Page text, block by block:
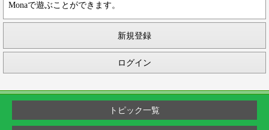
Monaで遊ぶことができます。
新規登録
ログイン
トピック一覧